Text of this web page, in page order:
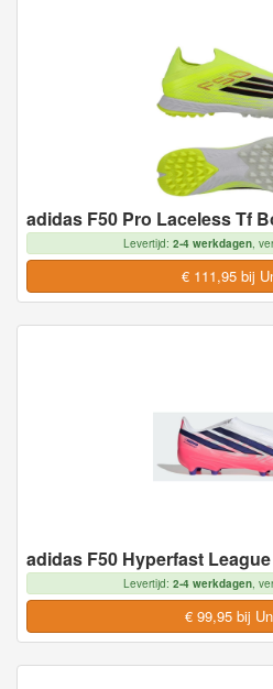
Levertijd: 2-4 werkdagen,
€ 111,95 bij
Levertijd: 2-4 werkdagen,
€ 99,95 bij